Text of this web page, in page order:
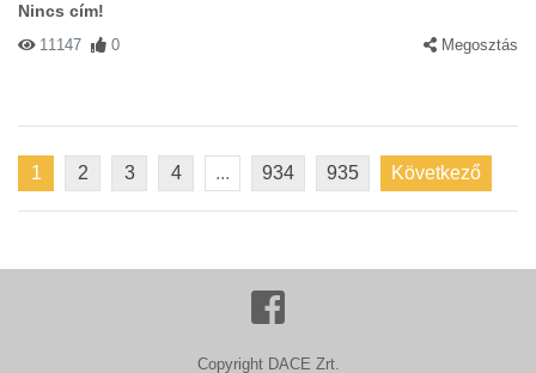
Nincs cím!
11147 0 Megosztás
1 2 3 4 ... 934 935 Következő
Copyright DACE Zrt.